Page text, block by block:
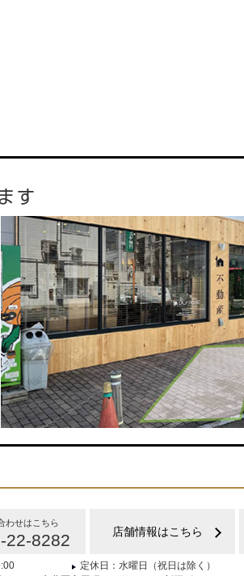
す
わせはこちら
22-8282 店舗情報はこちら
定休日：水曜日（祝日は除く）